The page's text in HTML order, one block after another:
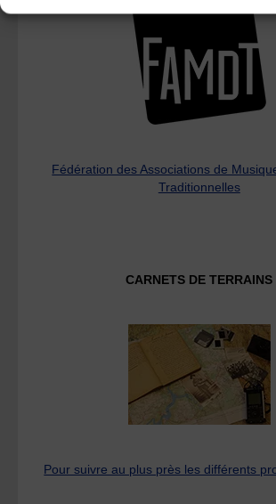
Fédération des Associations de
Traditionnelles
CARNETS DE TERRAINS
Pour suivre au plus près les différents